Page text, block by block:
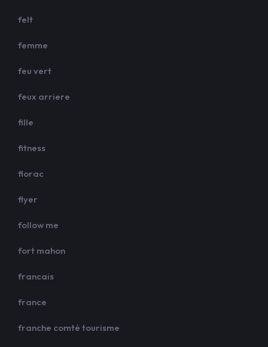
felt
femme
feu vert
feux arriere
fille
fitness
florac
flyer
follow me
fort mahon
francais
france
franche comté tourisme